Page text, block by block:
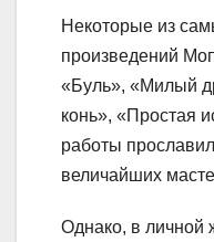
Некоторые из
произведений
«Буль», «Милый
конь», «Простая
работы
величайших
Однако, в личной